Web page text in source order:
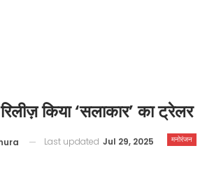
किया ‘सलाकार’ का ट्रेलर
मनोरंजन
Last updated Jul 29, 2025